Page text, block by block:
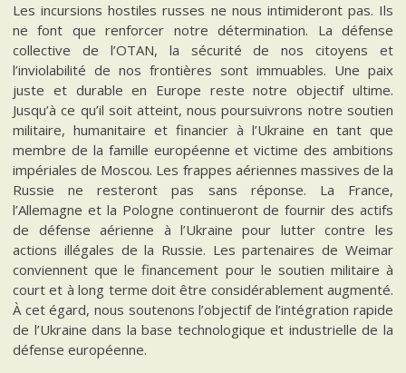
Les incursions hostiles russes ne nous intimideront pas. Ils
ne font que renforcer notre détermination. La défense
collective de l’OTAN, la sécurité de nos citoyens et
l’inviolabilité de nos frontières sont immuables. Une paix
juste et durable en Europe reste notre objectif ultime.
Jusqu’à ce qu’il soit atteint, nous poursuivrons notre soutien
militaire, humanitaire et financier à l’Ukraine en tant que
membre de la famille européenne et victime des ambitions
impériales de Moscou. Les frappes aériennes massives de la
Russie ne resteront pas sans réponse. La France,
l’Allemagne et la Pologne continueront de fournir des actifs
de défense aérienne à l’Ukraine pour lutter contre les
actions illégales de la Russie. Les partenaires de Weimar
conviennent que le financement pour le soutien militaire à
court et à long terme doit être considérablement augmenté.
À cet égard, nous soutenons l’objectif de l’intégration rapide
de l’Ukraine dans la base technologique et industrielle de la
défense européenne.